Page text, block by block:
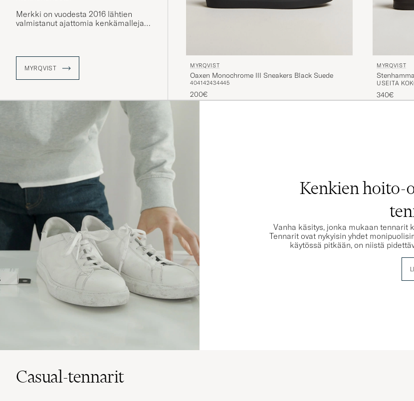
Merkki on vuodesta 2016 lähtien
valmistanut ajattomia kenkämalleja
tilanteeseen.
MYRQVIST MYRQVIST
Oaxen Monochrome III Sneakers Black Suede
404142434445
200€
MYRQVIST
USEITA
340€
Kenkien hoito-
Vanha käsitys, jonka mukaan tennarit
Tennarit ovat nykyisin yhdet
käytössä pitkään, on niistä
Casual-tennarit